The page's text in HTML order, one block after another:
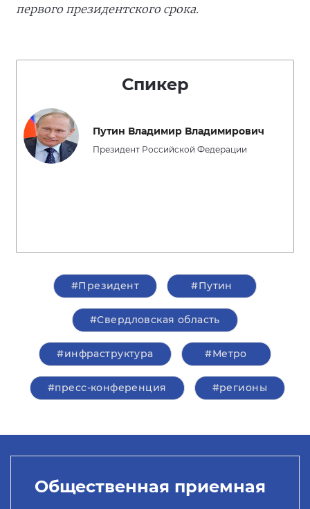
первого президентского срока.
Спикер
Путин Владимир Владимирович
Президент Российской Федерации
#Президент #Путин
#Свердловская область
#инфраструктура #Метро
#пресс-конференция #регионы
Общественная приемная